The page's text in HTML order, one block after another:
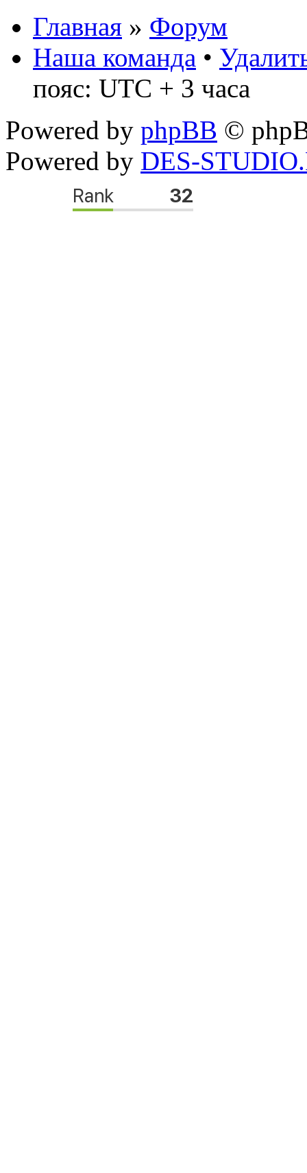
Главная » Форум
Наша команда •
пояс: UTC + 3 часа
Powered by phpBB ©
Powered by DES-